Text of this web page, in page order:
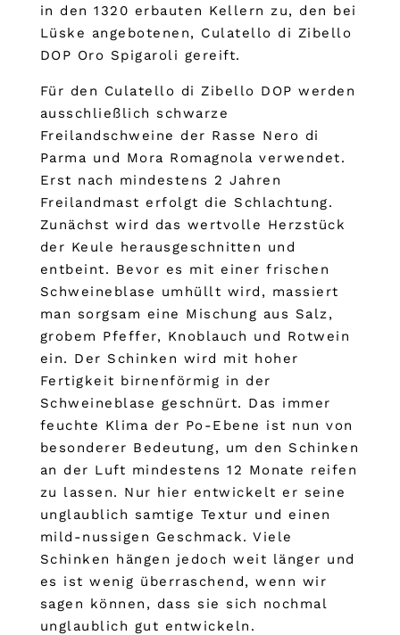
in den 1320 erbauten Kellern zu, den bei
Lüske angebotenen, Culatello di Zibello
DOP Oro Spigaroli gereift.
Für den Culatello di Zibello DOP werden
ausschließlich schwarze
Freilandschweine der Rasse Nero di
Parma und Mora Romagnola verwendet.
Erst nach mindestens 2 Jahren
Freilandmast erfolgt die Schlachtung.
Zunächst wird das wertvolle Herzstück
der Keule herausgeschnitten und
entbeint. Bevor es mit einer frischen
Schweineblase umhüllt wird, massiert
man sorgsam eine Mischung aus Salz,
grobem Pfeffer, Knoblauch und Rotwein
ein. Der Schinken wird mit hoher
Fertigkeit birnenförmig in der
Schweineblase geschnürt. Das immer
feuchte Klima der Po-Ebene ist nun von
besonderer Bedeutung, um den Schinken
an der Luft mindestens 12 Monate reifen
zu lassen. Nur hier entwickelt er seine
unglaublich samtige Textur und einen
mild-nussigen Geschmack. Viele
Schinken hängen jedoch weit länger und
es ist wenig überraschend, wenn wir
sagen können, dass sie sich nochmal
unglaublich gut entwickeln.